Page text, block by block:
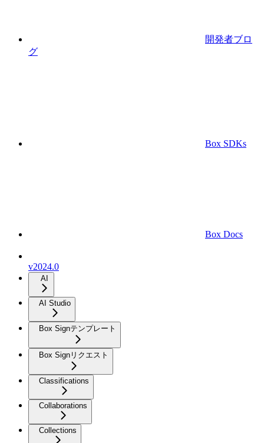
開発者ブロ
グ
Box SDKs
Box Docs
v2024.0
AI
AI Studio
Box Signテンプレート
Box Signリクエスト
Classifications
Collaborations
Collections